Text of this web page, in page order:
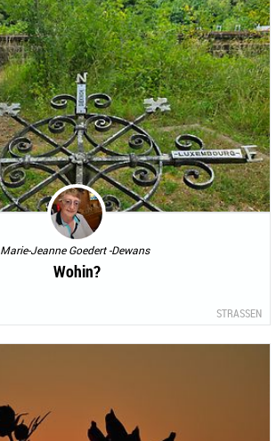
Marie-Jeanne Goedert -Dewans
Wohin?
STRASSEN